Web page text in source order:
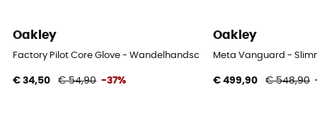
Oakley
Factory Pilot Core Glove - Wandelhandschoenen
€ 34,50 € 54,90 -37%
Oakley
Meta Vanguard -
€ 499,90 € 548,90